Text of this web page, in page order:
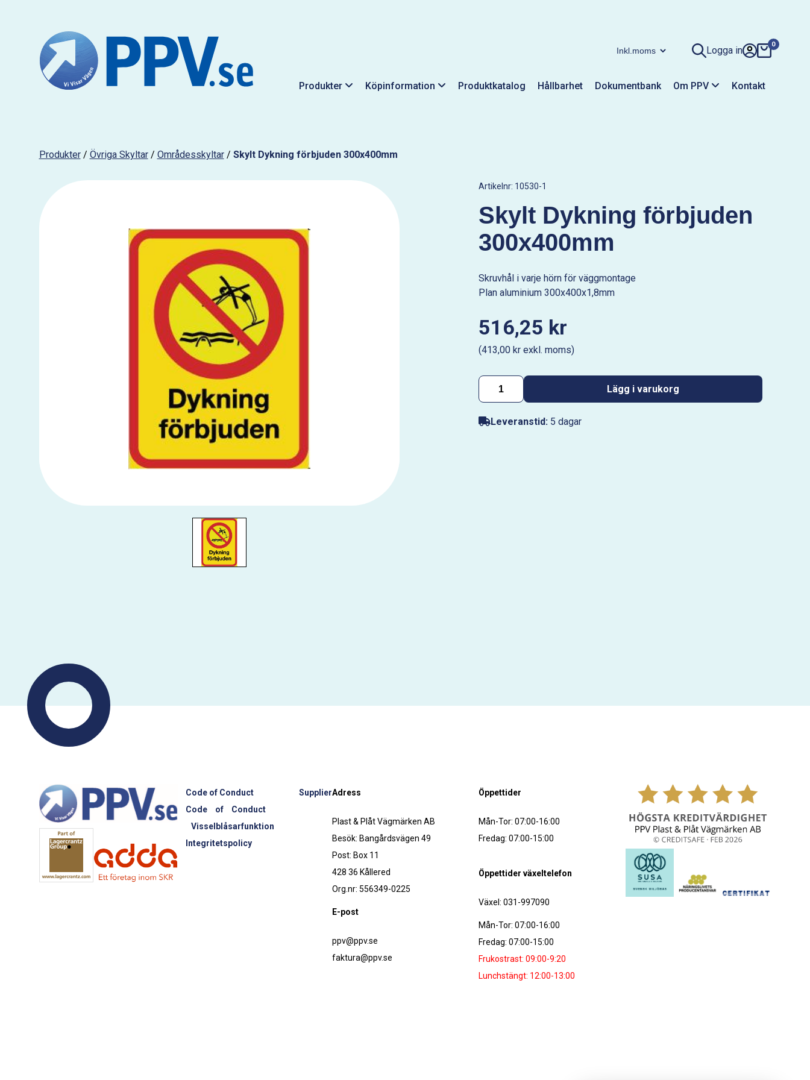
Logga in
0
Produkter Köpinformation Produktkatalog Hållbarhet Dokumentbank Om PPV Kontakt
Produkter/ Övriga Skyltar/ Områdesskyltar/ Skylt Dykning förbjuden 300x400mm
Artikelnr: 10530-1
Skylt Dykning förbjuden
300x400mm
Skruvhål i varje hörn för väggmontage
Plan aluminium 300x400x1,8mm
516,25 kr
(413,00 kr exkl. moms)
Lägg i varukorg
Leveranstid: 5 dagar
Code of Conduct
Supplier
Code of Conduct
Visselblåsarfunktion
Integritetspolicy
Adress
Plast & Plåt Vägmärken AB
Besök: Bangårdsvägen 49
Post: Box 11
428 36 Kållered
Org.nr: 556349-0225
E-post
ppv@ppv.se
faktura@ppv.se
Öppettider
Mån-Tor: 07:00-16:00
Fredag: 07:00-15:00
Öppettider växeltelefon
Växel: 031-997090
Mån-Tor: 07:00-16:00
Fredag: 07:00-15:00
Frukostrast: 09:00-9:20
Lunchstängt: 12:00-13:00